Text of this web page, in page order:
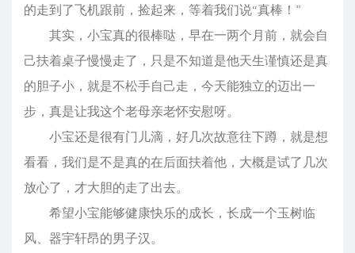
的走到了飞机跟前，捡起来，等着我们说“真棒！”
其实，小宝真的很棒哒，早在一两个月前，就会自
己扶着桌子慢慢走了，只是不知道是他天生谨慎还是真
的胆子小，就是不松手自己走，今天能独立的迈出一
步，真是让我这个老母亲老怀安慰呀。
小宝还是很有门儿滴，好几次故意往下蹲，就是想
看看，我们是不是真的在后面扶着他，大概是试了几次
放心了，才大胆的走了出去。
希望小宝能够健康快乐的成长，长成一个玉树临
风、器宇轩昂的男子汉。